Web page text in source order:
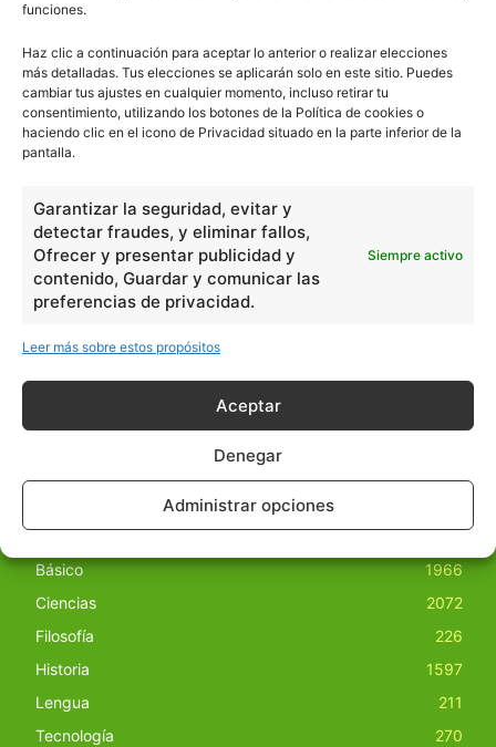
funciones.
Haz clic a continuación para aceptar lo anterior o realizar elecciones
más detalladas. Tus elecciones se aplicarán solo en este sitio. Puedes
cambiar tus ajustes en cualquier momento, incluso retirar tu
consentimiento, utilizando los botones de la Política de cookies o
haciendo clic en el icono de Privacidad situado en la parte inferior de la
pantalla.
Garantizar la seguridad, evitar y
detectar fraudes, y eliminar fallos,
Ofrecer y presentar publicidad y
contenido, Guardar y comunicar las
preferencias de privacidad.
Siempre activo
Leer más sobre estos propósitos
Aceptar
Denegar
Administrar opciones
1 2 3
escuelapedia
Nuestros articulos son redactados y publicados bajo
obras derivadas de todos los contenidos disponibles en
Básico
1966
Ciencias
2072
Filosofía
226
Historia
1597
Lengua
211
Tecnología
270